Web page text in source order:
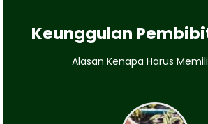
Keunggulan
Alasan Kenapa Harus